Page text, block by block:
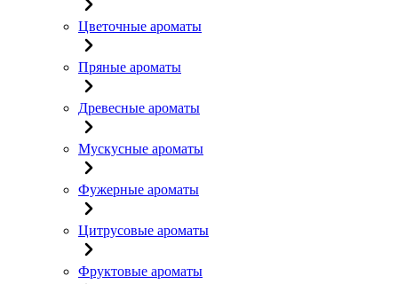
Цветочные ароматы
Пряные ароматы
Древесные ароматы
Мускусные ароматы
Фужерные ароматы
Цитрусовые ароматы
Фруктовые ароматы